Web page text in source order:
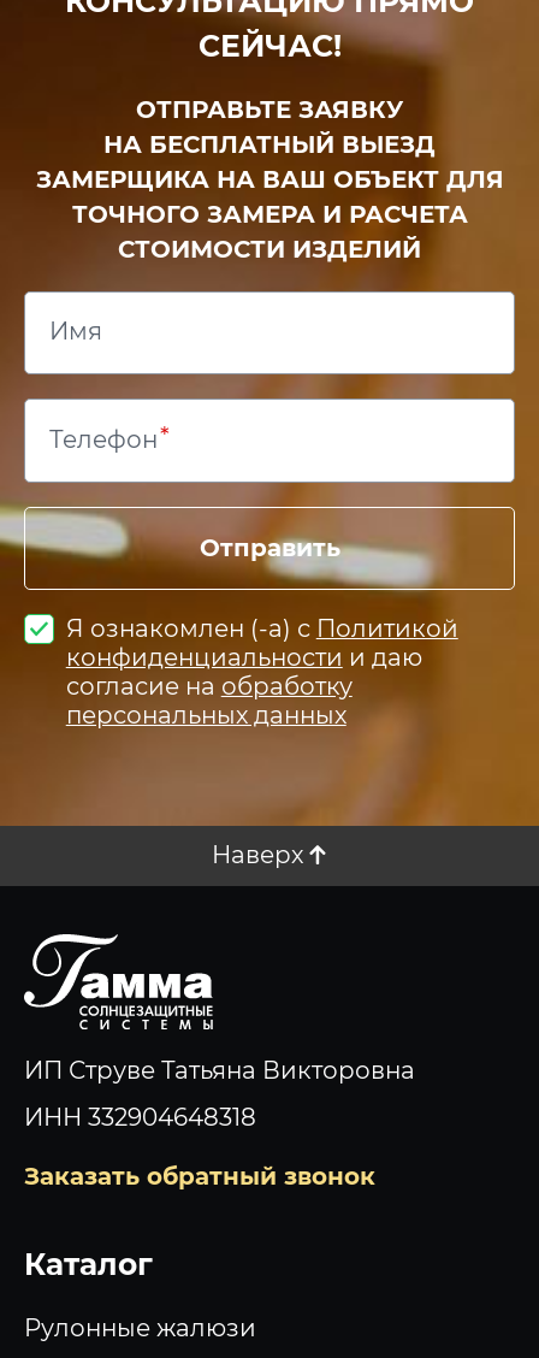
СЕЙЧАС!
ОТПРАВЬТЕ ЗАЯВКУ
НА БЕСПЛАТНЫЙ ВЫЕЗД
ЗАМЕРЩИКА НА ВАШ ОБЪЕКТ ДЛЯ
ТОЧНОГО ЗАМЕРА И РАСЧЕТА
СТОИМОСТИ ИЗДЕЛИЙ
Имя
Телефон
Отправить
Я ознакомлен (-а) с Политикой
конфиденциальности и даю
согласие на обработку
персональных данных
Наверх
ИП Струве Татьяна Викторовна
ИНН 332904648318
Заказать обратный звонок
Каталог
Рулонные жалюзи